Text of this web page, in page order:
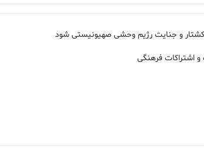
و جنایت رژیم وحشی صهیونیستی شود
و اشتراکات فرهنگی